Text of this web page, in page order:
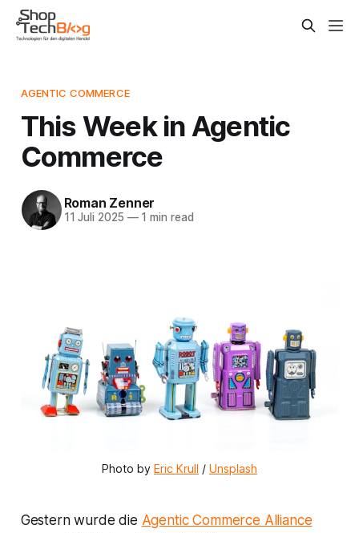
AGENTIC COMMERCE
This Week in Agentic
Commerce
Roman Zenner
11 Juli 2025 —1 min read
Photo by Eric Krull / Unsplash
Gestern wurde die Agentic Commerce Alliance